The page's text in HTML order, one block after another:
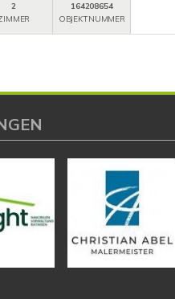
2
164208654
OBJEKTNUMMER